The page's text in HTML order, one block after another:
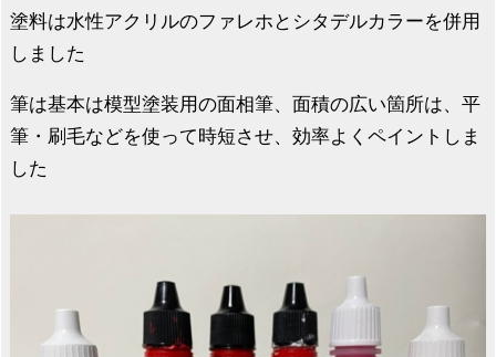
塗料は水性アクリルのファレホとシタデルカラーを併用
しました
筆は基本は模型塗装用の面相筆、面積の広い箇所は、平
筆・刷毛などを使って時短させ、効率よくペイントしま
した